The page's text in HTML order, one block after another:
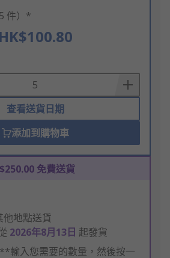
件）*
HK$100.80
查看送貨日期
添加到購物車
免費送貨
他地點送貨
2026年8月13日 起發貨
輸入您需要的數量，然後按一